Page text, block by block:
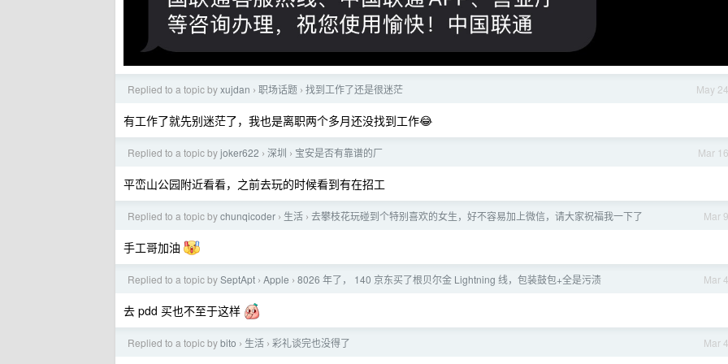
May 24
Replied to a topic byxujdan › 职场话题 › 找到工作了还是很迷茫
有工作了就先别迷茫了，我也是离职两个多月还没找到工作😂
Mar 16
Replied to a topic byjoker622 › 深圳 › 宝安是否有靠谱的厂
平峦山公园附近看看，之前去玩的时候看到有在招工
Mar 9
Replied to a topic bychunqicoder › 生活 › 去攀枝花玩碰到个特别喜欢的女生，好不容易加上微信，请大家祝福我一下了
手工哥加油
Mar 4
Replied to a topic bySeptApt › Apple › 8026 年了， 140 京东买了根贝尔金 Lightning 线，包装鼓包+全是污渍
去 pdd 买也不至于这样
Mar 4
Replied to a topic bybito › 生活 › 彩礼谈完也没得了